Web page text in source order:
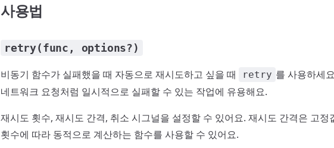
사용법
retry(func, options?)
비동기 함수가 실패했을 때 자동으로 재시도하고 싶을 때 retry 를 사용하세
네트워크 요청처럼 일시적으로 실패할 수 있는 작업에 유용해요.
재시도 횟수, 재시도 간격, 취소 시그널을 설정할 수 있어요. 재시도 간격은 고정
횟수에 따라 동적으로 계산하는 함수를 사용할 수 있어요.